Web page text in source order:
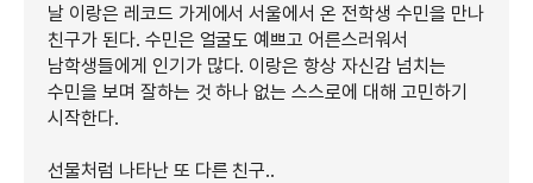
날 이랑은 레코드 가게에서 서울에서 온 전학생 수민을 만나
친구가 된다. 수민은 얼굴도 예쁘고 어른스러워서
남학생들에게 인기가 많다. 이랑은 항상 자신감 넘치는
수민을 보며 잘하는 것 하나 없는 스스로에 대해 고민하기
시작한다.
선물처럼 나타난 또 다른 친구..